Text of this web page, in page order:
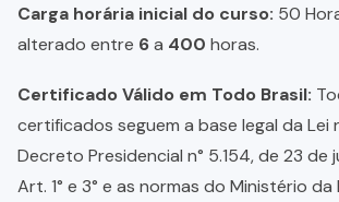
Carga horária inicial do curso: 50
alterado entre 6a 400 horas.
Certificado Válido em Todo Brasil:
certificados seguem a base legal da Lei
Decreto Presidencial n° 5.154, de 23 de
Art. 1° e 3° e as normas do Ministério